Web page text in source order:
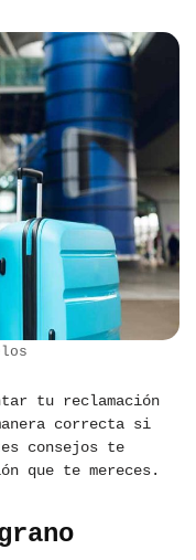
tu reclamación
correcta si
consejos te
que te mereces.